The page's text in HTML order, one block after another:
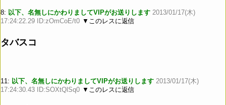
8: 以下、名無しにかわりましてVIPがお送りします 2013/01/17(木)
17:24:22.29 ID:zOmCoE/t0 ▼このレスに返信
タバスコ
11: 以下、名無しにかわりましてVIPがお送りします 2013/01/17(木)
17:24:30.43 ID:SOXtQlSq0 ▼このレスに返信